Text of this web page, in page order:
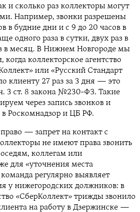
и сколько раз коллекторы могут
Например, звонки разрешены
в будние дни и с 9 до 20 часов в
одного раза в сутки, двух раз в
в месяц. В Нижнем Новгороде мы
коллекторское агентство
или «Русский Стандарт
клиенту 27 раз за 3 дня — это
3 ст. 8 закона №230-ФЗ. Такие
через запись звонков и
Роскомнадзор и ЦБ РФ.
— запрет на контакт с
не имеют права звонить
коллегам или
для «уточнения места
регулярно выявляет
у нижегородских должников: в
«СберКоллект» трижды звонило
на работу в Дзержинске —